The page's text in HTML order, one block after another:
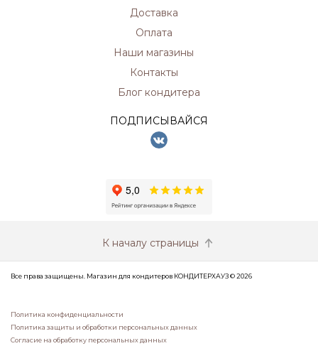
Доставка
Оплата
Наши магазины
Контакты
Блог кондитера
ПОДПИСЫВАЙСЯ
К началу страницы
Все права защищены. Магазин для кондитеров КОНДИТЕРХАУЗ © 2026
Политика конфиденциальности
Политика защиты и обработки персональных данных
Согласие на обработку персональных данных